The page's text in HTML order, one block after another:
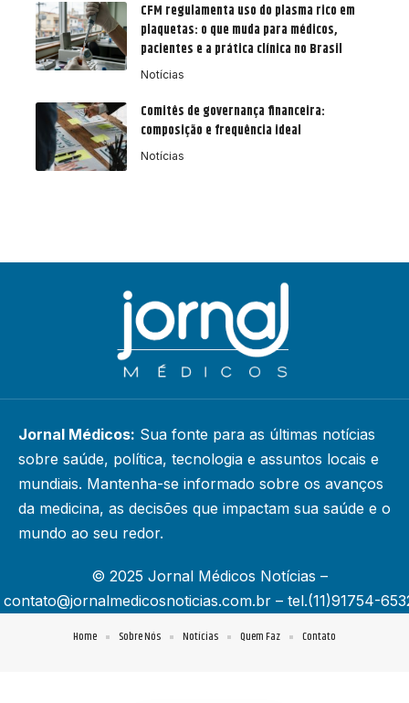
CFM regulamenta uso do plasma rico em
plaquetas: o que muda para médicos,
pacientes e a prática clínica no Brasil
Notícias
Comitês de governança financeira:
composição e frequência ideal
Notícias
Jornal Médicos: Sua fonte para as últimas notícias
sobre saúde, política, tecnologia e assuntos locais e
mundiais. Mantenha-se informado sobre os avanços
da medicina, as decisões que impactam sua saúde e o
mundo ao seu redor.
© 2025 Jornal Médicos Notícias –
contato@jornalmedicosnoticias.com.br – tel.(11)91754-
Home Sobre Nós Notícias Quem Faz Contato